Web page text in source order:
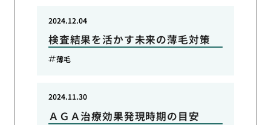
検査結果を活かす未来の薄毛対策
2024.12.04
薄毛
ＡＧＡ治療効果発現時期の目安
2024.11.30